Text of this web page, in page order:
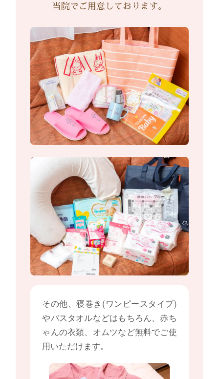
当院でご用意しております。
その他、寝巻き(ワンピースタイプ)
やバスタオルなどはもちろん、赤ち
ゃんの衣類、オムツなど無料でご使
用いただけます。